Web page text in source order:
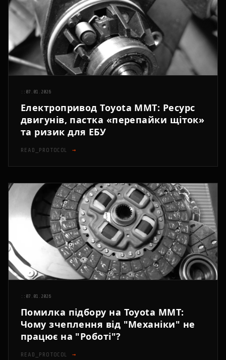
:: 07.01.2026
Електропривод Toyota MMT: Ресурс
двигунів, пастка «перепайки щіток»
та ризик для ЕБУ
READ_PROTOCOL →
:: 07.01.2026
Помилка підбору на Toyota MMT:
Чому зчеплення від "Механіки" не
працює на "Роботі"?
READ_PROTOCOL →